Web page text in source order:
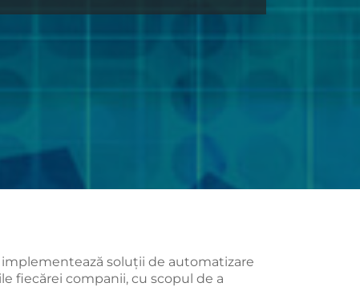
soluții de automatizare
fiecărei companii, cu scopul de a